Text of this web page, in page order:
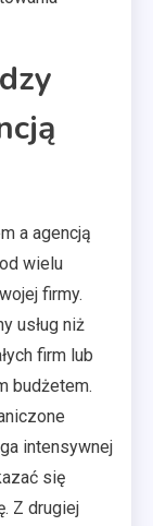
a agencją
wielu
firmy.
usług niż
firm lub
budżetem.
intensywnej
się
Z drugiej